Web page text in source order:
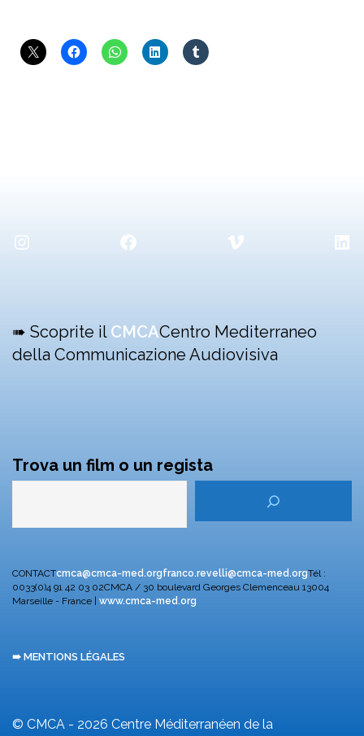
Instagram Facebook Vimeo
➠ Scoprite il CMCACentro Mediterraneo
della Communicazione Audiovisiva
Trova un film o un regista
CONTACTcmca@cmca-med.orgfranco.revelli@cmca-med.orgTél :
0033(0)4 91 42 03 02CMCA / 30 boulevard Georges Clemenceau 13004
Marseille - France | www.cmca-med.org
➠ MENTIONS LÉGALES
© CMCA - 2026 Centre Méditerranéen de la